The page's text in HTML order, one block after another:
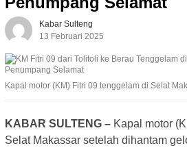
Kabar Sulteng
13 Februari 2025
Kapal motor (KM) Fitri 09 tenggelam di Selat
KABAR SULTENG – Kapal motor
Selat Makassar setelah dihantam